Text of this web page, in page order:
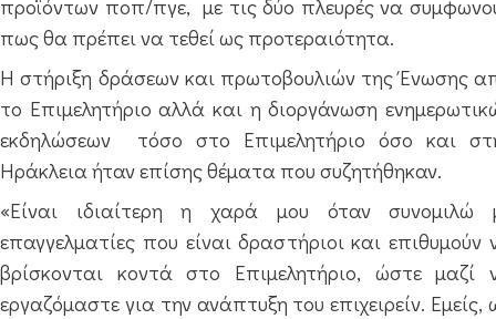
προϊόντων ποπ/πγε, με τις δύο πλευρές να
πως θα πρέπει να τεθεί ως προτεραιότητα.
Η στήριξη δράσεων και πρωτοβουλιών της Ένωσης
το Επιμελητήριο αλλά και η διοργάνωση
εκδηλώσεων
τόσο στο Επιμελητήριο όσο και
Ηράκλεια ήταν επίσης θέματα που συζητήθηκαν.
«Είναι ιδιαίτερη η χαρά μου όταν συνομιλώ
επαγγελματίες που είναι δραστήριοι και επιθυμούν
βρίσκονται κοντά στο Επιμελητήριο, ώστε μαζί
εργαζόμαστε για την ανάπτυξη του επιχειρείν. Εμείς,